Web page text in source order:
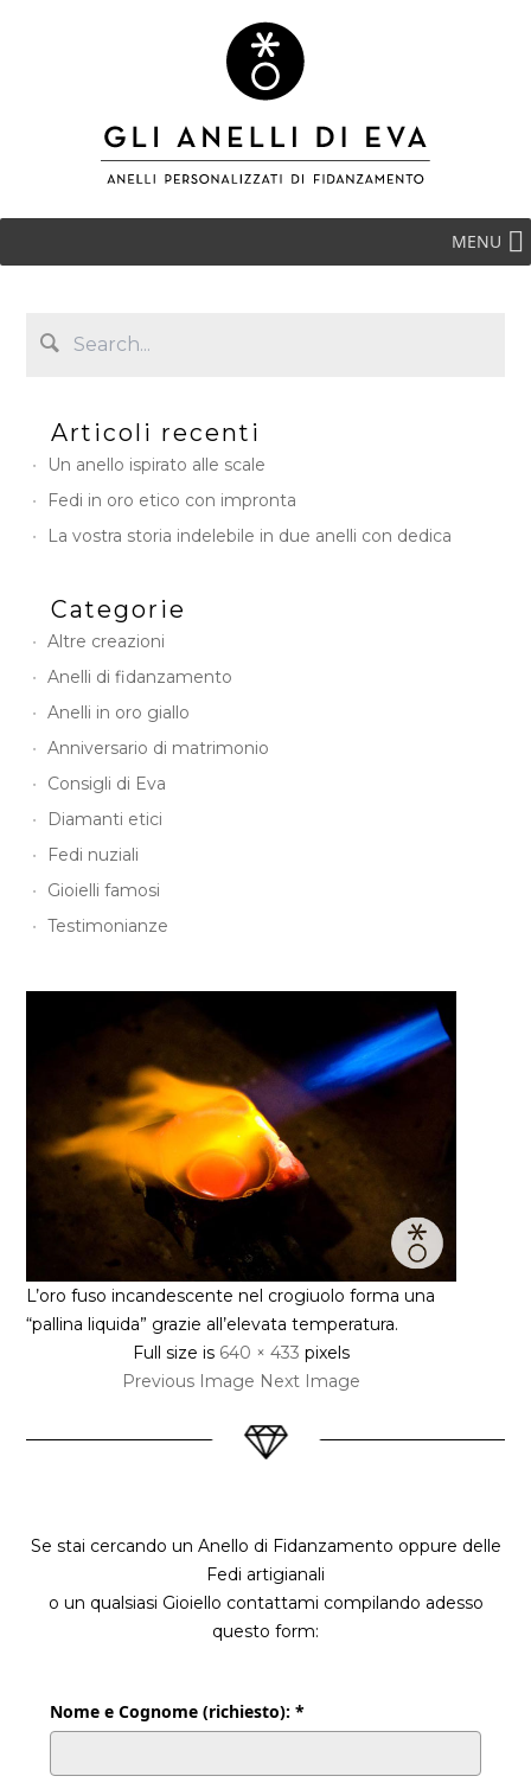
MENU
Articoli recenti
Un anello ispirato alle scale
Fedi in oro etico con impronta
La vostra storia indelebile in due anelli con dedica
Categorie
Altre creazioni
Anelli di fidanzamento
Anelli in oro giallo
Anniversario di matrimonio
Consigli di Eva
Diamanti etici
Fedi nuziali
Gioielli famosi
Testimonianze
L’oro fuso incandescente nel crogiuolo forma una
“pallina liquida” grazie all’elevata temperatura.
Full size is 640 × 433 pixels
Previous Image Next Image
Se stai cercando un Anello di Fidanzamento oppure delle
Fedi artigianali
o un qualsiasi Gioiello contattami compilando adesso
questo form:
Nome e Cognome (richiesto): *